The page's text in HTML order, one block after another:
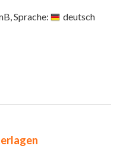
Sprache:
deutsch